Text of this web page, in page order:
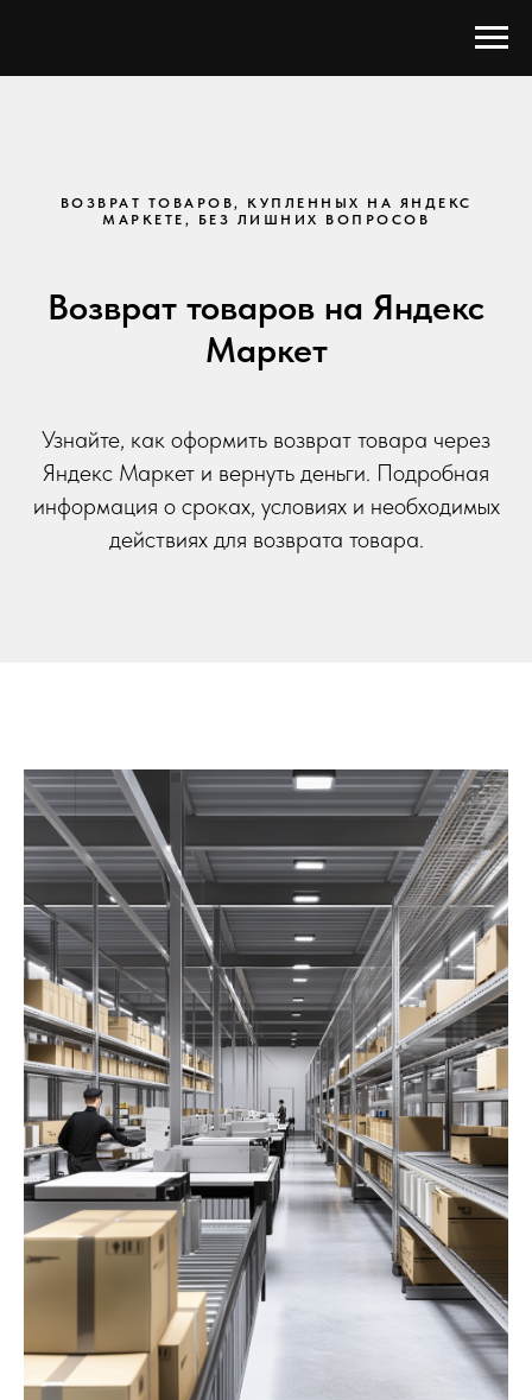
ВОЗВРАТ ТОВАРОВ, КУПЛЕННЫХ НА ЯНДЕКС
МАРКЕТЕ, БЕЗ ЛИШНИХ ВОПРОСОВ
Возврат товаров на Яндекс
Маркет
Узнайте, как оформить возврат товара через
Яндекс Маркет и вернуть деньги. Подробная
информация о сроках, условиях и необходимых
действиях для возврата товара.